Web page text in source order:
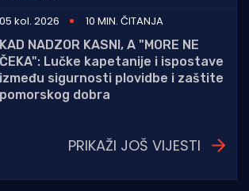
05 kol. 2026
10 MIN. ČITANJA
KAD NADZOR KASNI, A "MORE NE
ČEKA": Lučke kapetanije i ispostave
između sigurnosti plovidbe i zaštite
pomorskog dobra
PRIKAŽI JOŠ VIJESTI